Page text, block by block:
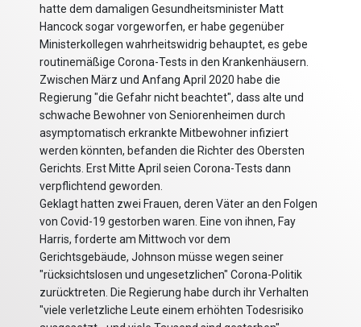
hatte dem damaligen Gesundheitsminister Matt
Hancock sogar vorgeworfen, er habe gegenüber
Ministerkollegen wahrheitswidrig behauptet, es gebe
routinemäßige Corona-Tests in den Krankenhäusern.
Zwischen März und Anfang April 2020 habe die
Regierung "die Gefahr nicht beachtet", dass alte und
schwache Bewohner von Seniorenheimen durch
asymptomatisch erkrankte Mitbewohner infiziert
werden könnten, befanden die Richter des Obersten
Gerichts. Erst Mitte April seien Corona-Tests dann
verpflichtend geworden.
Geklagt hatten zwei Frauen, deren Väter an den Folgen
von Covid-19 gestorben waren. Eine von ihnen, Fay
Harris, forderte am Mittwoch vor dem
Gerichtsgebäude, Johnson müsse wegen seiner
"rücksichtslosen und ungesetzlichen" Corona-Politik
zurücktreten. Die Regierung habe durch ihr Verhalten
"viele verletzliche Leute einem erhöhten Todesrisiko